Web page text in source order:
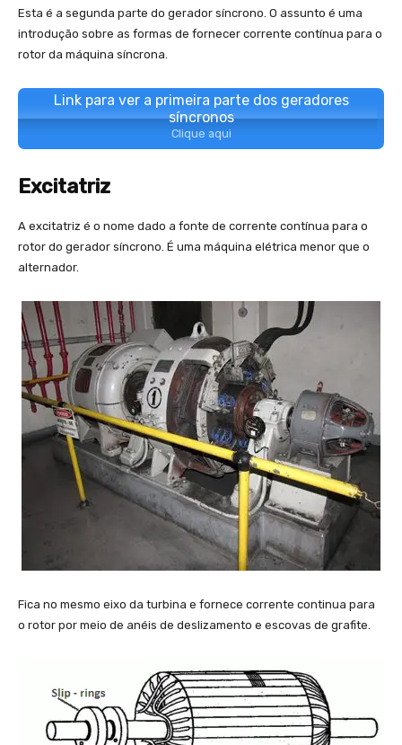
Esta é a segunda parte do gerador síncrono. O assunto é uma
introdução sobre as formas de fornecer corrente contínua para o
rotor da máquina síncrona.
Link para ver a primeira parte dos geradores
síncronos
Clique aqui
Excitatriz
A excitatriz é o nome dado a fonte de corrente contínua para o
rotor do gerador síncrono. É uma máquina elétrica menor que o
alternador.
Fica no mesmo eixo da turbina e fornece corrente continua para
o rotor por meio de anéis de deslizamento e escovas de grafite.